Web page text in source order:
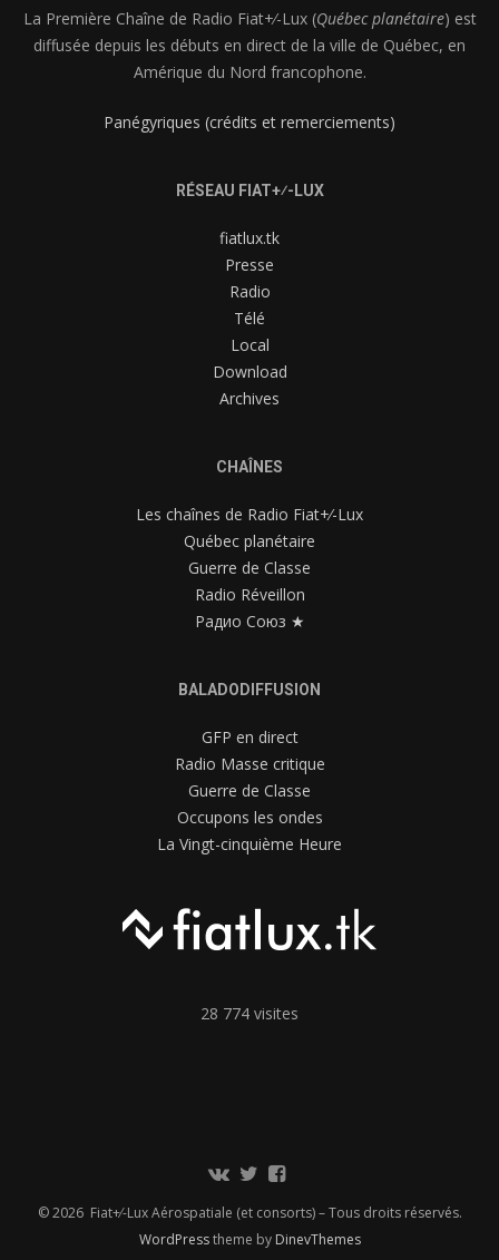
La Première Chaîne de Radio Fiat+⁄-Lux (Québec planétaire) est
diffusée depuis les débuts en direct de la ville de Québec, en
Amérique du Nord francophone.
Panégyriques (crédits et remerciements)
RÉSEAU FIAT+⁄-LUX
fiatlux.tk
Presse
Radio
Télé
Local
Download
Archives
CHAÎNES
Les chaînes de Radio Fiat+⁄-Lux
Québec planétaire
Guerre de Classe
Radio Réveillon
Радио Союз ★
BALADODIFFUSION
GFP en direct
Radio Masse critique
Guerre de Classe
Occupons les ondes
La Vingt-cinquième Heure
28 774 visites
Communauté
TwitterPage
© 2026 Fiat+⁄-Lux Aérospatiale (et consorts) – Tous droits réservés.
WordPresstheme by DinevThemes